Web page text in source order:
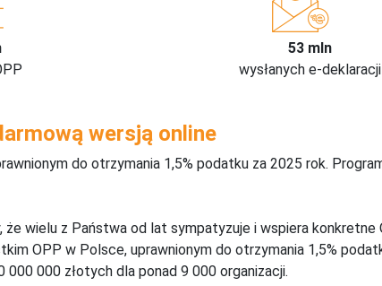
53 mln
wysłanych e-deklaracji
wersją online
do otrzymania 1,5% podatku za 2025 rok.
wielu z Państwa od lat sympatyzuje i wspiera konkretne
OPP w Polsce, uprawnionym do otrzymania 1,5%
000 złotych dla ponad 9 000 organizacji.